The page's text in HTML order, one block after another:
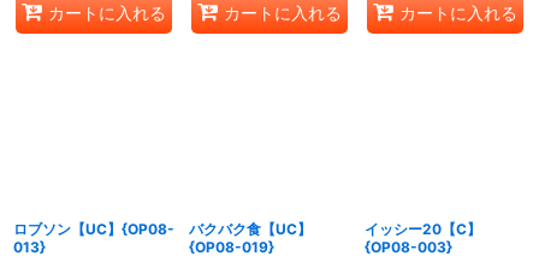
カートに入れる カートに入れる カートに入れる
ロブソン【UC】{OP08-
013}
バクバク食【UC】
{OP08-019}
イッシー20【C】
{OP08-003}